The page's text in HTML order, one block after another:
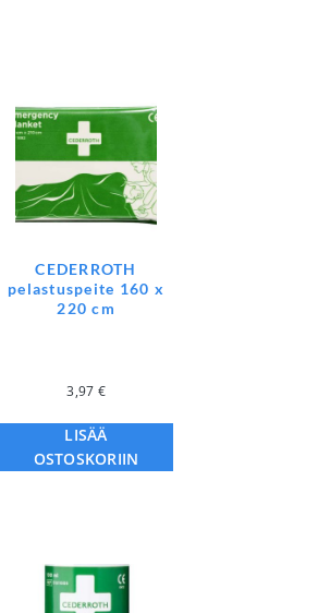
CEDERROTH
pelastuspeite 160 x
220 cm
3,97 €
LISÄÄ
OSTOSKORIIN